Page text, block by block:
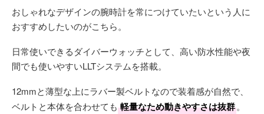
おしゃれなデザインの腕時計を常につけていたいという人に
おすすめしたいのがこちら。
日常使いできるダイバーウォッチとして、高い防水性能や夜
間でも使いやすいLLTシステムを搭載。
12mmと薄型な上にラバー製ベルトなので装着感が自然で、
ベルトと本体を合わせても 軽量なため動きやすさは抜群。